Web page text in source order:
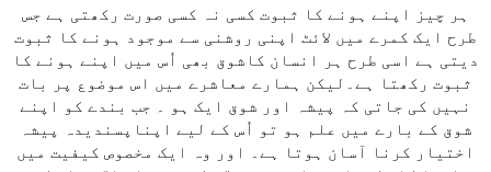
ہر چیز اپنے ہونے کا ثبوت کسی نہ کسی صورت رکھتی ہے جس
طرح ایک کمرے میں لائٹ اپنی روشنی سے موجود ہونے کا ثبوت
دیتی ہے اسی طرح ہر انسان کاشوق بھی اُس میں اپنے ہونے کا
ثبوت رکھتا ہے۔لیکن ہمارے معاشرے میں اس موضوع پر بات
نہیں کی جاتی کہ پیشہ اور شوق ایک ہو ۔ جب بندے کو اپنے
شوق کے بارے میں علم ہو تو اُس کے لیے اپناپسندیدہ پیشہ
اختیار کرنا آسان ہوتا ہے۔ اور وہ ایک مخصوص کیفیت میں